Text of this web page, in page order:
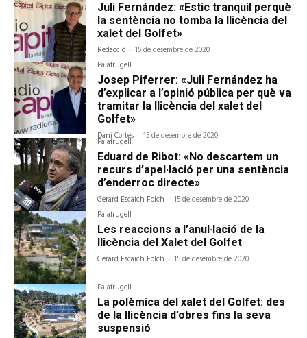
Juli Fernández: «Estic tranquil perquè
la sentència no tomba la llicència del
xalet del Golfet»
Redacció - 15 de desembre de 2020
Palafrugell
Josep Piferrer: «Juli Fernández ha
d’explicar a l’opinió pública per què va
tramitar la llicència del xalet del
Golfet»
Dani Cortés - 15 de desembre de 2020
Palafrugell
Eduard de Ribot: «No descartem un
recurs d’apel·lació per una sentència
d’enderroc directe»
Gerard Escaich Folch - 15 de desembre de 2020
Palafrugell
Les reaccions a l’anul·lació de la
llicència del Xalet del Golfet
Gerard Escaich Folch - 15 de desembre de 2020
Palafrugell
La polèmica del xalet del Golfet: des
de la llicència d’obres fins la seva
suspensió